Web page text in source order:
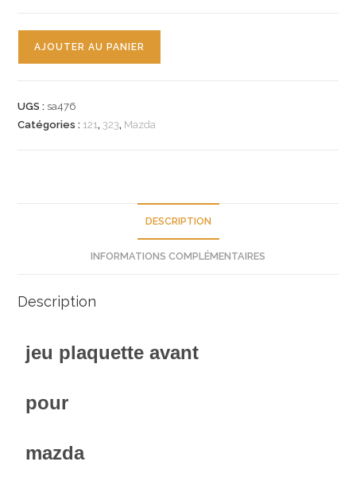
plaquette
AJOUTER AU PANIER
UGS : sa476
Catégories : 121,323, Mazda
DESCRIPTION
INFORMATIONS COMPLÉMENTAIRES
Description
jeu plaquette avant
pour
mazda